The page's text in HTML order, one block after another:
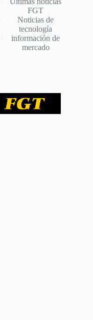
FGT
Noticias de
tecnología
información de
mercado